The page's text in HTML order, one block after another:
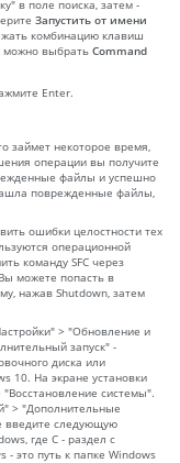
в поле поиска, затем -
Запустить от имени
комбинацию клавиш
можно выбрать Command
Enter.
займет некоторое время,
операции вы получите
файлы и успешно
поврежденные файлы,
ошибки целостности тех
операционной
команду SFC через
можете попасть в
нажав Shutdown, затем
> "Обновление и
запуск" -
диска или
10. На экране установки
системы".
> "Дополнительные
введите следующую
где C - раздел с
- это путь к папке Windows